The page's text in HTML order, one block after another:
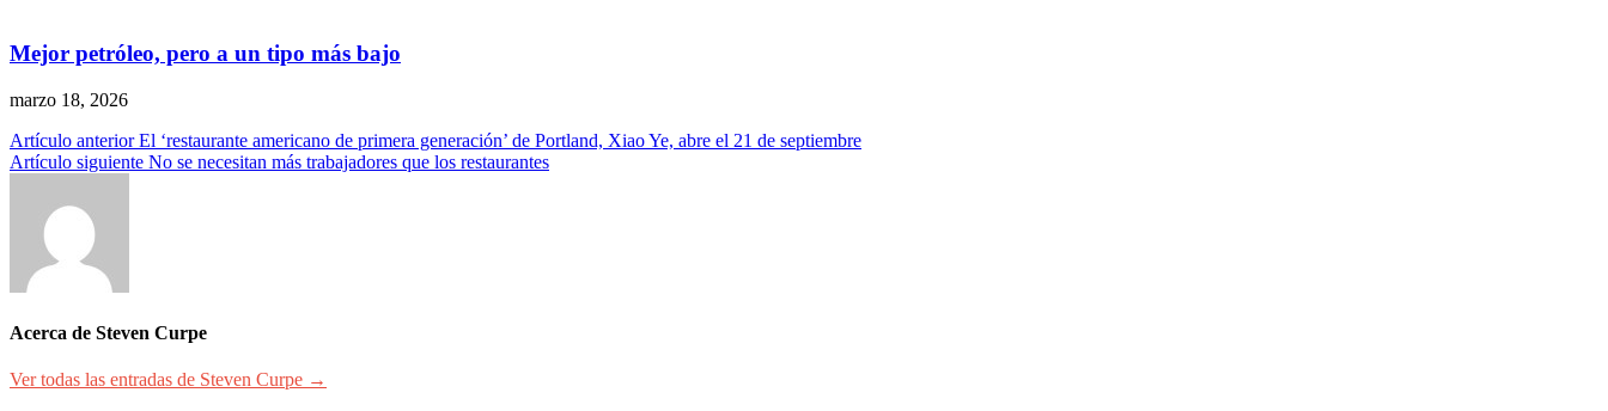
Mejor petróleo, pero a un tipo más bajo
marzo 18, 2026
Navegación
de
entradas
Artículo anterior El ‘restaurante americano de primera generación’ de Portland, Xiao Ye, abre el 21 de septiembre
Artículo siguiente No se necesitan más trabajadores que los restaurantes
Acerca de Steven Curpe
Ver todas las entradas de Steven Curpe →